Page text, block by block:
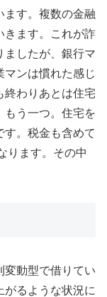
ます。複数の金融
きます。これが詐
ましたが、銀行マ
マンは慣れた感じ
終わりあとは住宅
もう一つ。住宅を
す。税金も含めて
ります。その中
変動型で借りてい
がるような状況に